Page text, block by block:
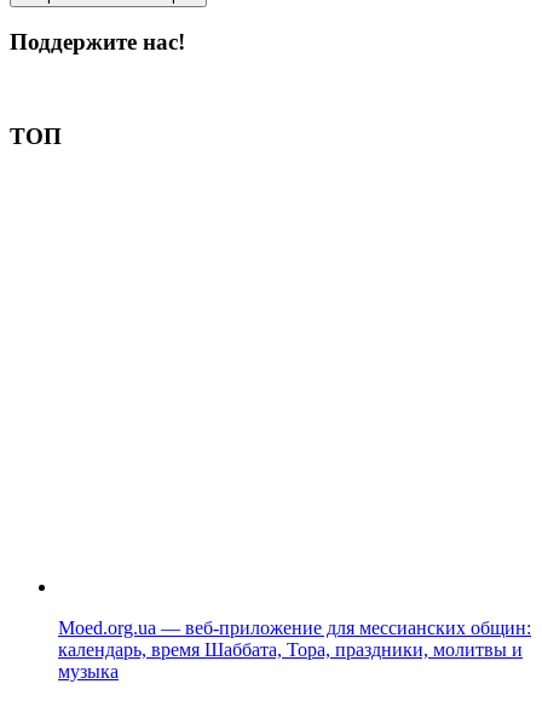
Поддержите нас!
ТОП
Moed.org.ua — веб-приложение для мессианских общин:
календарь, время Шаббата, Тора, праздники, молитвы и
музыка